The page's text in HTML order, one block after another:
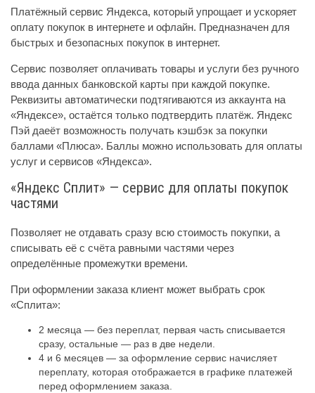
Платёжный сервис Яндекса, который упрощает и ускоряет
оплату покупок в интернете и офлайн. Предназначен для
быстрых и безопасных покупок в интернет.
Сервис позволяет оплачивать товары и услуги без ручного
ввода данных банковской карты при каждой покупке.
Реквизиты автоматически подтягиваются из аккаунта на
«Яндексе», остаётся только подтвердить платёж. Яндекс
Пэй даеёт возможность получать кэшбэк за покупки
баллами «Плюса». Баллы можно использовать для оплаты
услуг и сервисов «Яндекса».
«Яндекс Сплит» — сервис для оплаты покупок
частями
Позволяет не отдавать сразу всю стоимость покупки, а
списывать её с счёта равными частями через
определённые промежутки времени.
При оформлении заказа клиент может выбрать срок
«Сплита»:
2 месяца — без переплат, первая часть списывается
сразу, остальные — раз в две недели.
4 и 6 месяцев — за оформление сервис начисляет
переплату, которая отображается в графике платежей
перед оформлением заказа.